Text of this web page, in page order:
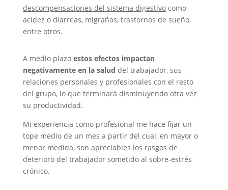
descompensaciones del sistema digestivocomo
acidez o diarreas, migrañas, trastornos de sueño,
entre otros.
A medio plazo estos efectos impactan
negativamente en la salud del trabajador, sus
relaciones personales y profesionales con el resto
del grupo, lo que terminará disminuyendo otra vez
su productividad.
Mi experiencia como profesional me hace fijar un
tope medio de un mes a partir del cual, en mayor o
menor medida, son apreciables los rasgos de
deterioro del trabajador sometido al sobre-estrés
crónico.